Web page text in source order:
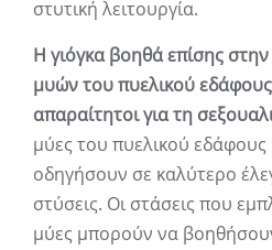
στυτική λειτουργία.
Η γιόγκα βοηθά επίσης
μυών του πυελικού εδάφους,
απαραίτητοι για τη
μύες του πυελικού
οδηγήσουν σε καλύτερο
στύσεις. Οι στάσεις που
μύες μπορούν να